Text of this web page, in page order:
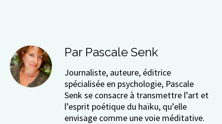
Par Pascale Senk
Journaliste, auteure, éditrice
spécialisée en psychologie, Pascale
Senk se consacre à transmettre l’art et
l’esprit poétique du haïku, qu’elle
envisage comme une voie méditative.